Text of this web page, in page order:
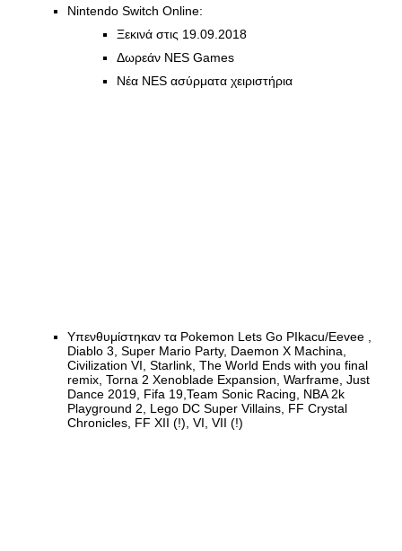
Nintendo Switch Online:
Ξεκινά στις 19.09.2018
Δωρεάν NES Games
Νέα NES ασύρματα χειριστήρια
Υπενθυμίστηκαν τα Pokemon Lets Go PIkacu/Eevee ,
Diablo 3, Super Mario Party, Daemon X Machina,
Civilization VI, Starlink, The World Ends with you final
remix, Torna 2 Xenoblade Expansion, Warframe, Just
Dance 2019, Fifa 19,Team Sonic Racing, NBA 2k
Playground 2, Lego DC Super Villains, FF Crystal
Chronicles, FF XII (!), VI, VII (!)